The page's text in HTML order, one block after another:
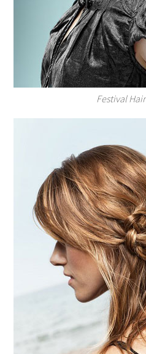
Festival Hair